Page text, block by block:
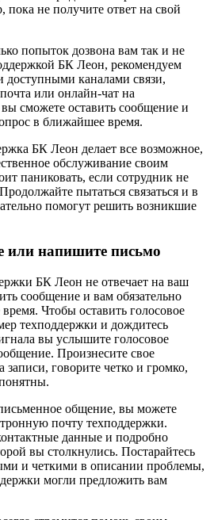
пока не получите ответ на свой
попыток дозвона вам так и не
БК Леон, рекомендуем
доступными каналами связи,
или онлайн-чат на
сможете оставить сообщение и
в ближайшее время.
БК Леон делает все возможное,
обслуживание своим
паниковать, если сотрудник не
пытаться связаться и в
помогут решить возникшие
или напишите письмо
БК Леон не отвечает на ваш
сообщение и вам обязательно
Чтобы оставить голосовое
техподдержки и дождитесь
вы услышите голосовое
Произнесите свое
записи, говорите четко и громко,
общение, вы можете
почту техподдержки.
данные и подробно
вы столкнулись. Постарайтесь
и четкими в описании проблемы,
могли предложить вам